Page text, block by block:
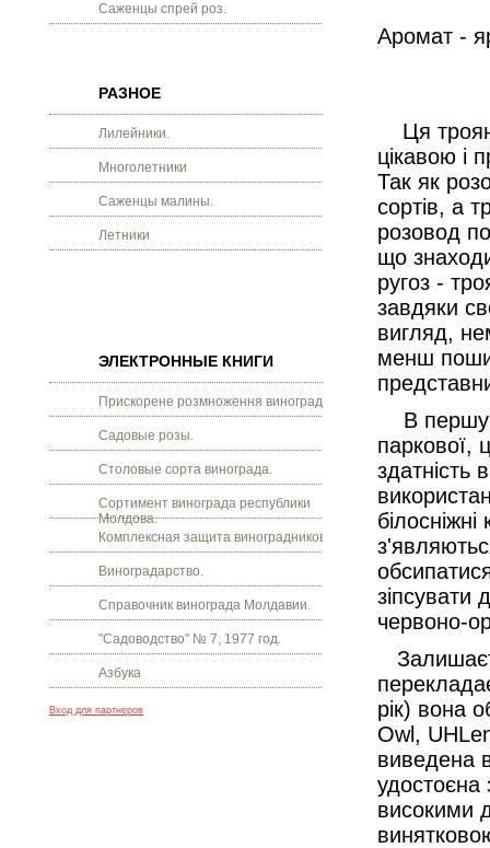
Саженцы спрей роз.
РАЗНОЕ
Лилейники.
Многолетники
Саженцы малины.
Летники
ЭЛЕКТРОННЫЕ КНИГИ
Прискорене розмноження винограду.
Садовые розы.
Столовые сорта винограда.
Сортимент винограда республики
Молдова.
Комплексная защита виноградников.
Виноградарство.
Справочник винограда Молдавии.
"Садоводство" № 7, 1977 год.
Азбука
Вход для партнеров
Аромат -
Ця
цікавою і
Так як
сортів, а
розовод
що
ругоз -
завдяки
вигляд,
менш
В першу
паркової,
здатність
зіпсувати
червоно-
рік) вона
Owl,
виведена
удостоєна
високими